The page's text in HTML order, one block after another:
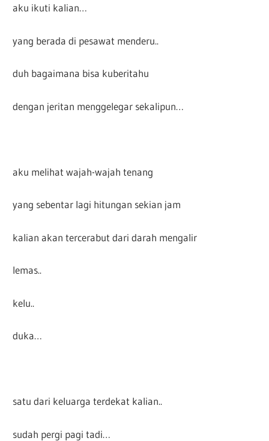
aku ikuti kalian…
yang berada di pesawat menderu..
duh bagaimana bisa kuberitahu
dengan jeritan menggelegar sekalipun…
aku melihat wajah-wajah tenang
yang sebentar lagi hitungan sekian jam
kalian akan tercerabut dari darah mengalir
lemas..
kelu..
duka…
satu dari keluarga terdekat kalian..
sudah pergi pagi tadi…